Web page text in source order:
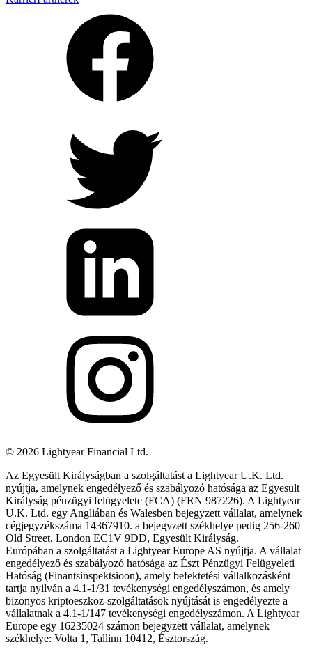
© 2026 Lightyear Financial Ltd.
Az Egyesült Királyságban a szolgáltatást a Lightyear U.K. Ltd.
nyújtja, amelynek engedélyező és szabályozó hatósága az Egyesült
Királyság pénzügyi felügyelete (FCA) (FRN 987226). A Lightyear
U.K. Ltd. egy Angliában és Walesben bejegyzett vállalat, amelynek
cégjegyzékszáma 14367910. a bejegyzett székhelye pedig 256-260
Old Street, London EC1V 9DD, Egyesült Királyság.
Európában a szolgáltatást a Lightyear Europe AS nyújtja. A vállalat
engedélyező és szabályozó hatósága az Észt Pénzügyi Felügyeleti
Hatóság (Finantsinspektsioon), amely befektetési vállalkozásként
tartja nyilván a 4.1-1/31 tevékenységi engedélyszámon, és amely
bizonyos kriptoeszköz-szolgáltatások nyújtását is engedélyezte a
vállalatnak a 4.1-1/147 tevékenységi engedélyszámon. A Lightyear
Europe egy 16235024 számon bejegyzett vállalat, amelynek
székhelye: Volta 1, Tallinn 10412, Észtország.